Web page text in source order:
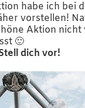
habe ich bei
vorstellen!
Aktion
🙂
dich vor!